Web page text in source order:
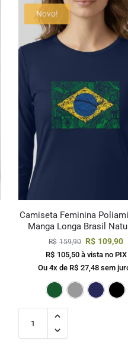
Novo!
Camiseta Feminina
Manga Longa Brasil
R$ 159,90 R$ 109,90
R$ 105,50à vista no PIX
Ou 4x de R$ 27,48sem
Verde